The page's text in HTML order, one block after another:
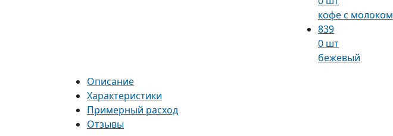
кофе с молоком
839
0 шт
бежевый
Описание
Характеристики
Примерный расход
Отзывы